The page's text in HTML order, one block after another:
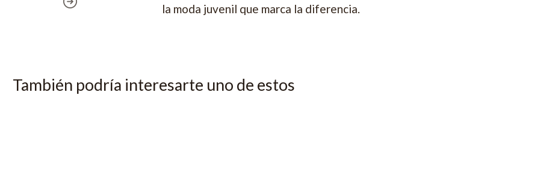
la moda juvenil que marca la diferencia.
También podría interesarte uno de estos